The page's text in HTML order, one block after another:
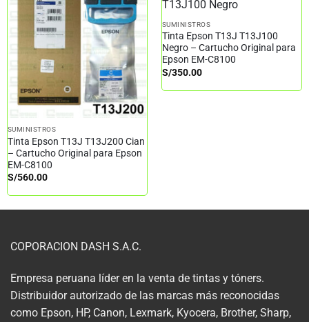
SUMINISTROS
Tinta Epson T13J T13J200 Cian
– Cartucho Original para Epson
EM-C8100
S/560.00
SUMINISTROS
Tinta Epson T13J T13J100
Negro – Cartucho Original para
Epson EM-C8100
S/350.00
COPORACION DASH S.A.C.
Empresa peruana líder en la venta de tintas y tóners.
Distribuidor autorizado de las marcas más reconocidas
como Epson, HP, Canon, Lexmark, Kyocera, Brother, Sharp,